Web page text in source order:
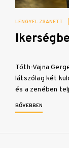
LENGYEL ZSANETT
Tóth-Vajna
látszólag két
és a zenében
BŐVEBBEN